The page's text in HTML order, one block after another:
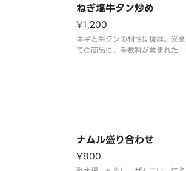
ねぎ塩牛タン炒め
¥1,200
ネギと牛タンの相性は抜群。※全
ての商品に、手数料が含まれた料
ナムル盛り合わせ
¥800